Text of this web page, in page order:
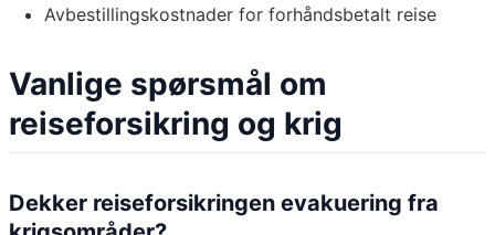
Avbestillingskostnader for forhåndsbetalt reise
Vanlige spørsmål om
reiseforsikring og krig
Dekker reiseforsikringen evakuering fra